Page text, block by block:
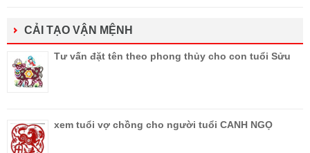
CẢI TẠO VẬN MỆNH
Tư vấn đặt tên theo phong thủy cho con tuổi Sửu
xem tuổi vợ chồng cho người tuổi CANH NGỌ